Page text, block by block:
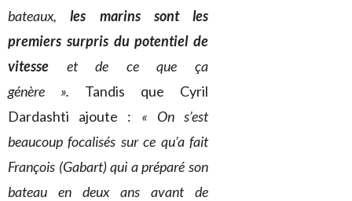
bateaux,les marins sont les
premiers surpris du potentiel de
vitesse et de ce que ça
génère ». Tandis que Cyril
Dardashti ajoute : « On s’est
beaucoup focalisés sur ce qu’a fait
François (Gabart) qui a préparé son
bateau en deux ans avant de